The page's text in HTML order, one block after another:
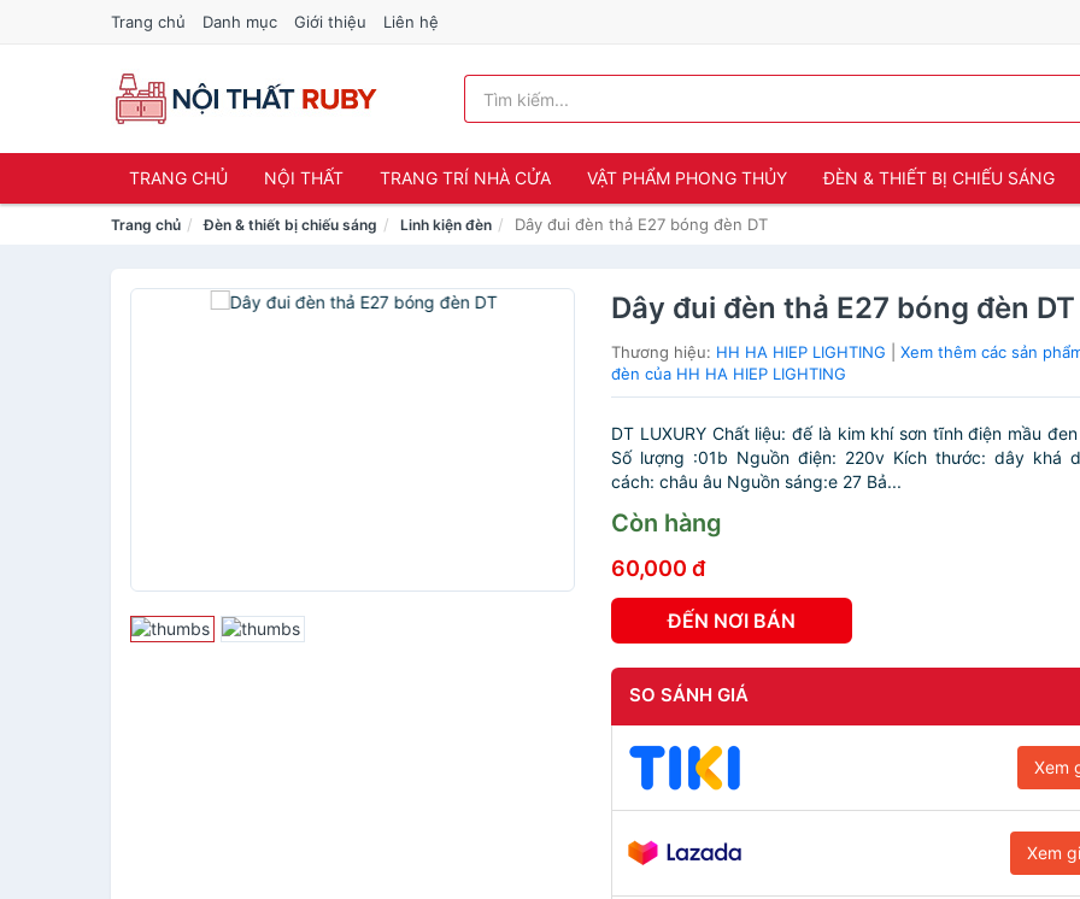
Trang chủ Danh mục Giới thiệu Liên hệ
TRANG CHỦ NỘI THẤT TRANG TRÍ NHÀ CỬA VẬT PHẨM PHONG THỦY ĐÈN & THIẾT BỊ CHIẾU SÁNG
Trang chủ Đèn & thiết bị chiếu sáng Linh kiện đèn Dây đui đèn thả E27 bóng đèn DT
Dây đui đèn thả E27 bóng đèn DT
Thương hiệu: HH HA HIEP LIGHTING |Xem thêm các sản
đèn của HH HA HIEP LIGHTING
DT LUXURY Chất liệu: đế là kim khí sơn tĩnh điện mầu
Số lượng :01b Nguồn điện: 220v Kích thước: dây khá
cách: châu âu Nguồn sáng:e 27 Bả...
Còn hàng
60,000 đ
ĐẾN NƠI BÁN
SO SÁNH GIÁ
Xem
Xem